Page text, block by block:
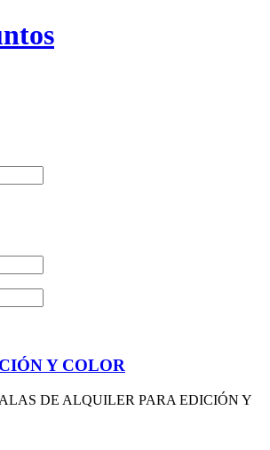
Y COLOR
DE ALQUILER PARA EDICIÓN Y